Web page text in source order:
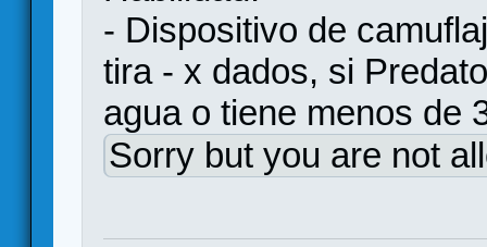
- Dispositivo de
tira - x dados, si
agua o tiene menos de
Sorry but you are not